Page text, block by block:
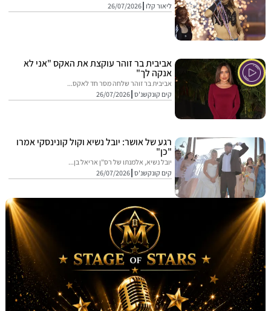
ליאור קלו 26/07/2026
אביבית בר זוהר עוקצת את האקס "אני לא
אנקה לך"
אביבית בר זוהר שלחה מסר חד לאקס...
קים קונקשנ'ס 26/07/2026
רגע של אושר: יובל נשיא וקול קונינסקי אמרו
"כן"
יובל נשיא, אלמנתו של רס"ן אריאל בן...
קים קונקשנ'ס 26/07/2026